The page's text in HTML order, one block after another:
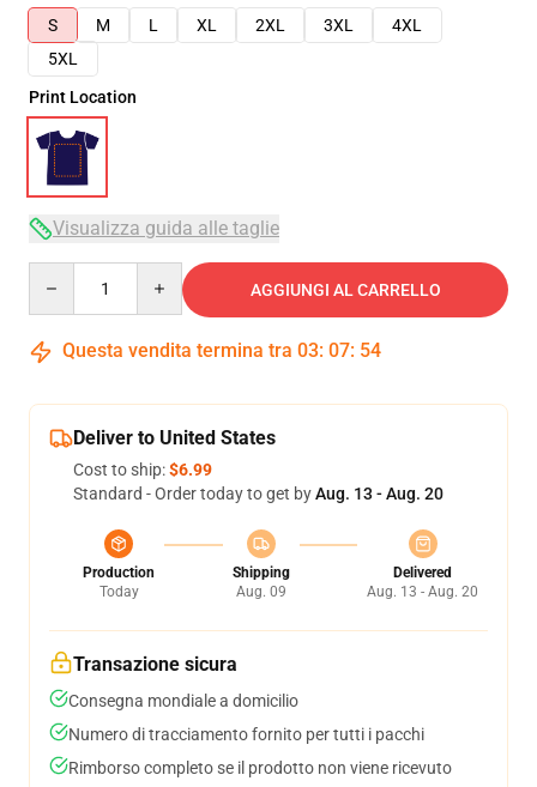
S
M L XL 2XL 3XL
4XL
5XL
Print Location
Visualizza guida alle taglie
AGGIUNGI AL CARRELLO
Questa vendita termina tra 03: 07: 54
Deliver to United States
Cost to ship:$6.99
Standard - Order today to get byAug. 13 - Aug. 20
Production
Today
Shipping
Aug. 09
Delivered
Aug. 13 - Aug. 20
Transazione sicura
Consegna mondiale a domicilio
Numero di tracciamento fornito per tutti i pacchi
Rimborso completo se il prodotto non viene ricevuto